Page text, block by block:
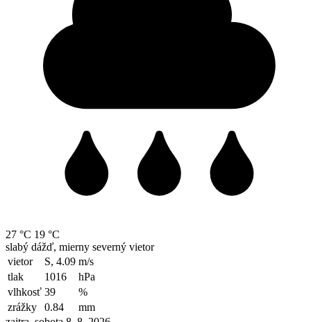
27 °C 19 °C
slabý dážď, mierny severný vietor
vietor
S, 4.09 m/s
tlak
1016
hPa
vlhkosť 39
%
zrážky
0.84
mm